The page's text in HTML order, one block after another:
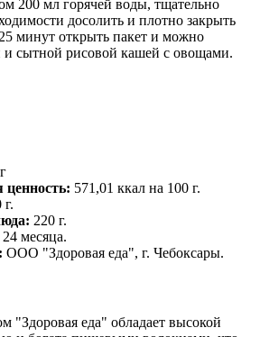
200 мл горячей воды, тщательно
досолить и плотно закрыть
минут открыть пакет и можно
и сытной рисовой кашей с овощами.
ценность: 571,01 ккал на 100 г.
г.
220 г.
24 месяца.
ООО "Здоровая еда", г. Чебоксары.
"Здоровая еда" обладает высокой